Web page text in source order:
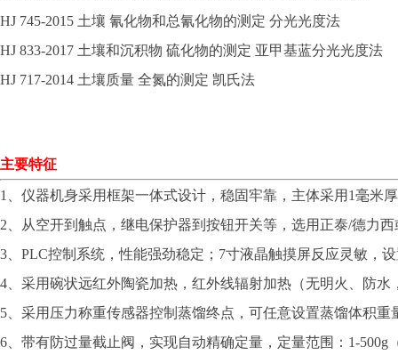
HJ 745-2015 土壤 氰化物和总氰化物的测定 分光光度法
HJ 833-2017 土壤和沉积物 硫化物的测定 亚甲基蓝分光光度法
HJ 717-2014 土壤质量 全氮的测定 凯氏法
主要特征
1、仪器机身采用框架一体式设计，稳固牢靠，主体采用1毫米
2、从空开到触点，继电保护器到按钮开关等，选用正泰/德力
3、PLC控制系统，性能强劲稳定；7寸液晶触摸屏反应灵敏，
4、采用碗状远红外陶瓷加热，红外线辐射加热（无明火、防水
5、采用压力称重传感器控制蒸馏终点，可任意设置蒸馏体积
6、带有防过量截止阀，实现自动精确定量，定量范围：1-